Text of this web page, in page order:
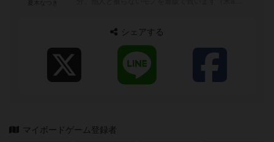
シェアする
マイボードゲーム登録者